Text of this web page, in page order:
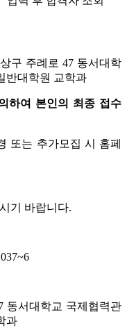
구 주례로 47 동서대학
반대학원 교학과
하여 본인의 최종 접수
또는 추가모집 시 홈페
기 바랍니다.
동서대학교 국제협력관
과